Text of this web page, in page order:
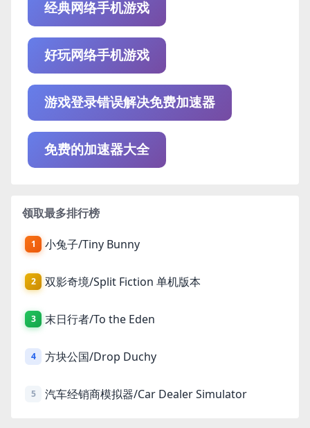
经典网络手机游戏
好玩网络手机游戏
游戏登录错误解决免费加速器
免费的加速器大全
领取最多排行榜
1 小兔子/Tiny Bunny
2 双影奇境/Split Fiction 单机版本
3 末日行者/To the Eden
4 方块公国/Drop Duchy
5 汽车经销商模拟器/Car Dealer Simulator